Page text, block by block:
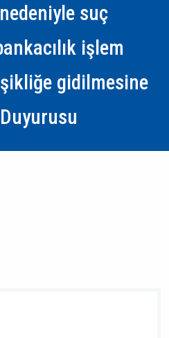
suç
işlem
gidilmesine